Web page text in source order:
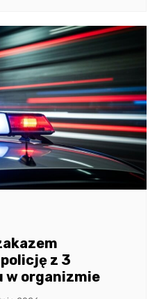
z 3
w organizmie